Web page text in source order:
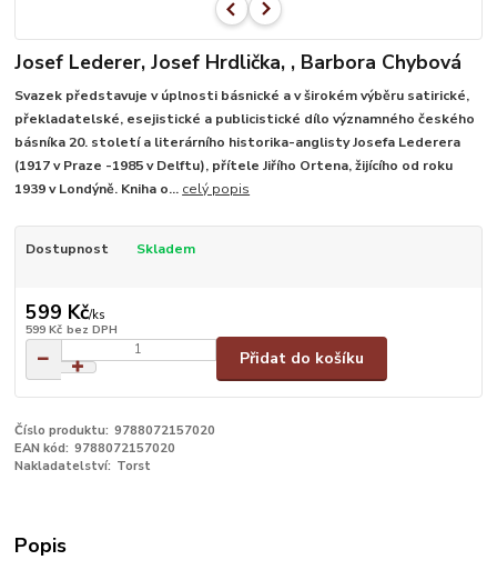
Josef Lederer, Josef Hrdlička, , Barbora Chybová
Svazek představuje v úplnosti básnické a v širokém výběru satirické,
překladatelské, esejistické a publicistické dílo významného českého
básníka 20. století a literárního historika-anglisty Josefa Lederera
(1917 v Praze -1985 v Delftu), přítele Jiřího Ortena, žijícího od roku
1939 v Londýně. Kniha o... celý popis
Dostupnost Skladem
599 Kč/ks
599 Kč bez DPH
Přidat do košíku
Číslo produktu: 9788072157020
EAN kód: 9788072157020
Nakladatelství: Torst
Popis